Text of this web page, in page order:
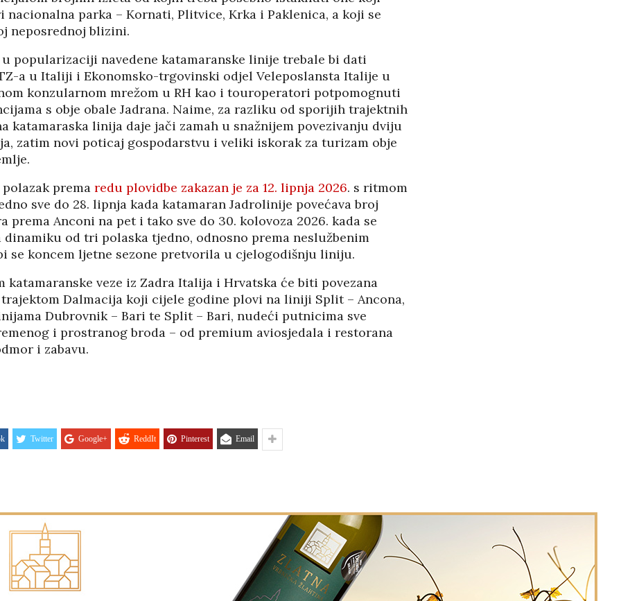
nacionalna parka – Kornati, Plitvice, Krka i Paklenica, a koji se
neposrednoj blizini.
popularizaciji navedene katamaranske linije trebale bi dati
a u Italiji i Ekonomsko-trgovinski odjel Veleposlansta Italije u
konzularnom mrežom u RH kao i touroperatori potpomognuti
s obje obale Jadrana. Naime, za razliku od sporijih trajektnih
katamaraska linija daje jači zamah u snažnijem povezivanju dviju
zatim novi poticaj gospodarstvu i veliki iskorak za turizam obje
prema redu plovidbe zakazan je za 12. lipnja 2026. s ritmom
sve do 28. lipnja kada katamaran Jadrolinije povećava broj
prema Anconi na pet i tako sve do 30. kolovoza 2026. kada se
dinamiku od tri polaska tjedno, odnosno prema neslužbenim
se koncem ljetne sezone pretvorila u cjelogodišnju liniju.
katamaranske veze iz Zadra Italija i Hrvatska će biti povezana
Dalmacija koji cijele godine plovi na liniji Split – Ancona,
Dubrovnik – Bari te Split – Bari, nudeći putnicima sve
i prostranog broda – od premium aviosjedala i restorana
i zabavu.
Twitter Google+ ReddIt Pinterest Email
03/04/2026
GALERIJA
FIZIKE U
POLITIKE
REZERVE U
NAKON
PANOPTICUM 12/01/2026
ULOGA KINE U
HRVATSKOJ
07/01/2026
KORIJENI HRVATSKOG
NACIONALIZMA
29/12/2025
ZNANOST U SLUŽBI
FESTIVALA ISTINE
22/12/2025
POKLONICI BRANKA
MAMULE U MARŠU
08/12/2025
PANOPTICUM
SVETA” U CRNOJ GORI
25/05/2026
ŠTITI LI GAY LOBI
MINISTRA HABIJANA?
25/05/2026
SJENI NERADA I
NETRANSPARENTNOSTI
11/05/2026
BETONARA OBULJEN
14/04/2026